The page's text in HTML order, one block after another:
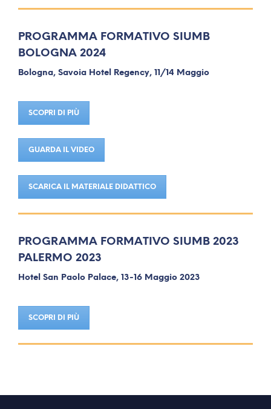
PROGRAMMA FORMATIVO SIUMB
BOLOGNA 2024
Bologna, Savoia Hotel Regency, 11/14 Maggio
SCOPRI DI PIÙ
GUARDA IL VIDEO
SCARICA IL MATERIALE DIDATTICO
PROGRAMMA FORMATIVO SIUMB 2023
PALERMO 2023
Hotel San Paolo Palace, 13-16 Maggio 2023
SCOPRI DI PIÙ